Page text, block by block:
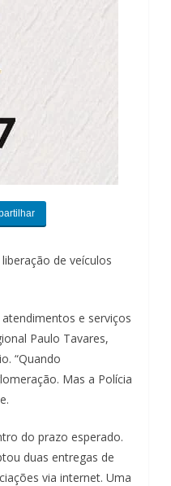
de veículos
e serviços
Paulo Tavares,
“Quando
Mas a Polícia
do prazo esperado.
duas entregas de
via internet. Uma